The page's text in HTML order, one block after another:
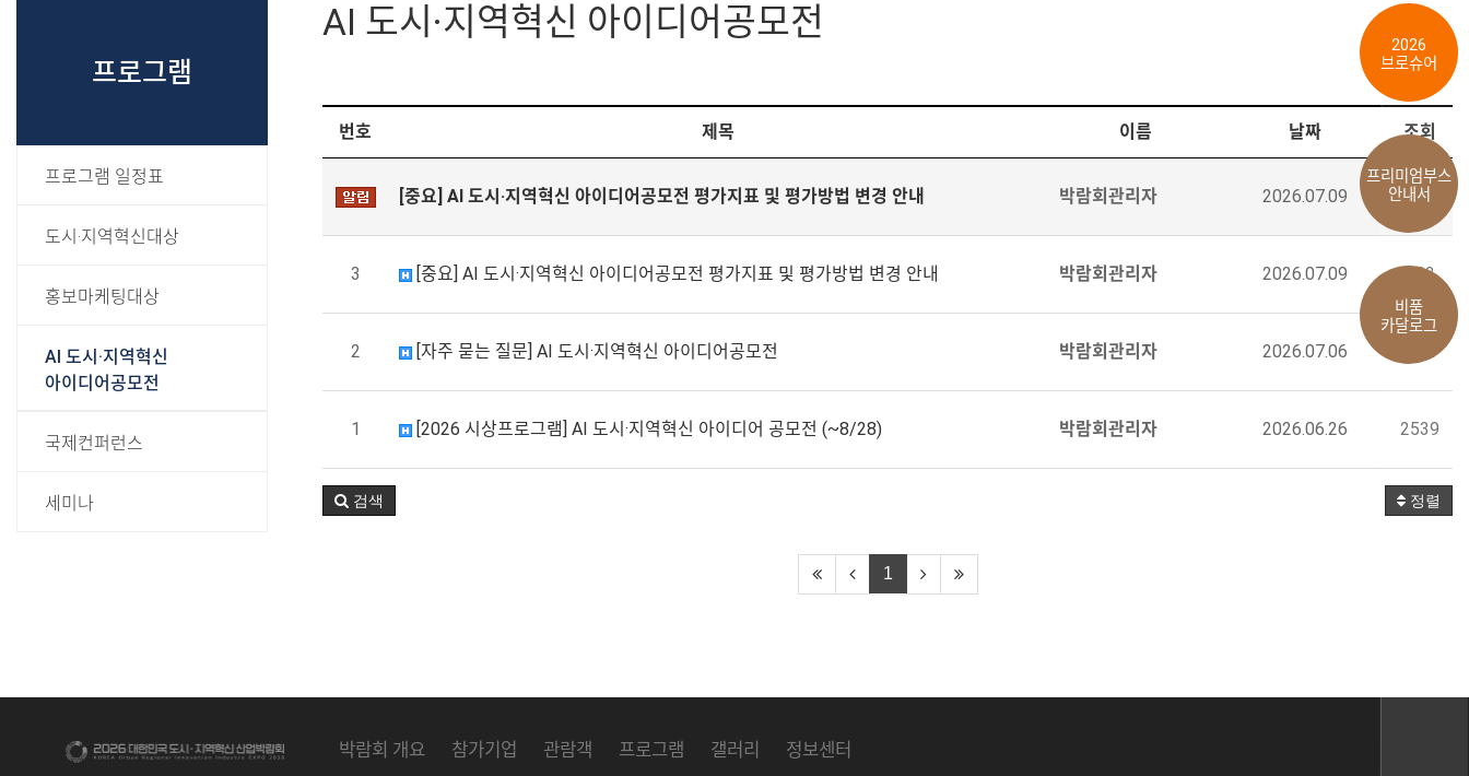
2026
브로슈어
프리미엄부스
안내서
비품
카달로그
프로그램
프로그램 일정표
도시·지역혁신대상
홍보마케팅대상
AI 도시·지역혁신
아이디어공모전
국제컨퍼런스
세미나
AI 도시·지역혁신 아이디어공모전
번호 제목 이름 날짜 조회
[중요] AI 도시·지역혁신 아이디어공모전 평가지표 및 평가방법 변경 안내 박람회관리자 2026.07.09 693
3 [중요] AI 도시·지역혁신 아이디어공모전 평가지표 및 평가방법 변경 안내 박람회관리자 2026.07.09 693
2 [자주 묻는 질문] AI 도시·지역혁신 아이디어공모전 박람회관리자 2026.07.06 1067
1 [2026 시상프로그램] AI 도시·지역혁신 아이디어 공모전 (~8/28) 박람회관리자 2026.06.26 2539
정렬
검색
1
박람회 개요 참가기업 관람객 프로그램 갤러리 정보센터